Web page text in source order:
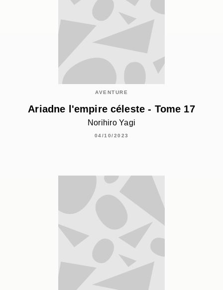
AVENTURE
Ariadne l'empire céleste - Tome 17
Norihiro Yagi
04/10/2023